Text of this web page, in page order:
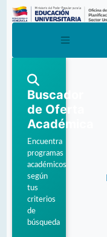
Buscador
de Oferta
Académica
Encuentra
programas
académicos
según
tus
criterios
de
búsqueda